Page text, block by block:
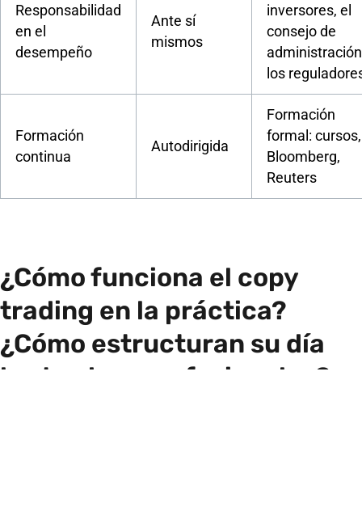
Responsabilidad
en el
desempeño
Ante sí
mismos
inversores, el
consejo de
los
Formación
continua
Autodirigida
Formación
formal: cursos,
Bloomberg,
Reuters
¿Cómo funciona el copy
trading en la práctica?
¿Cómo estructuran su día
los traders profesionales?